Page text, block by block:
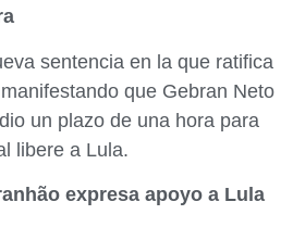
sentencia en la que ratifica
que Gebran Neto
un plazo de una hora para
libere a Lula.
expresa apoyo a Lula